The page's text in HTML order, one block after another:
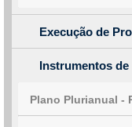
Execução de
Instrumentos de
Plano Plurianual -